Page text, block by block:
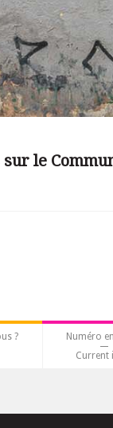
le
?
Numéro
Current